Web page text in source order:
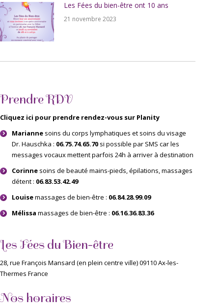
Les Fées du bien-être ont 10 ans
21 novembre 2023
Prendre RDV
Cliquez ici pour prendre rendez-vous sur Planity
Marianne soins du corps lymphatiques et soins du visage
Dr. Hauschka : 06.75.74.65.70 si possible par SMS car les
messages vocaux mettent parfois 24h à arriver à destination
Corinne soins de beauté mains-pieds, épilations, massages
détent : 06.83.53.42.49
Louisemassages de bien-être : 06.84.28.99.09
Mélissa massages de bien-être : 06.16.36.83.36
Les Fées du Bien-être
28, rue François Mansard (en plein centre ville) 09110 Ax-les-
Thermes France
Nos horaires